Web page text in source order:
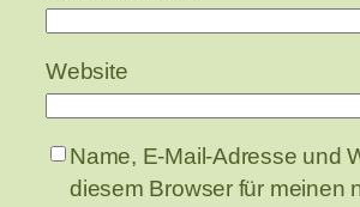
Website
Name, E-Mail-Adresse und
diesem Browser für meinen